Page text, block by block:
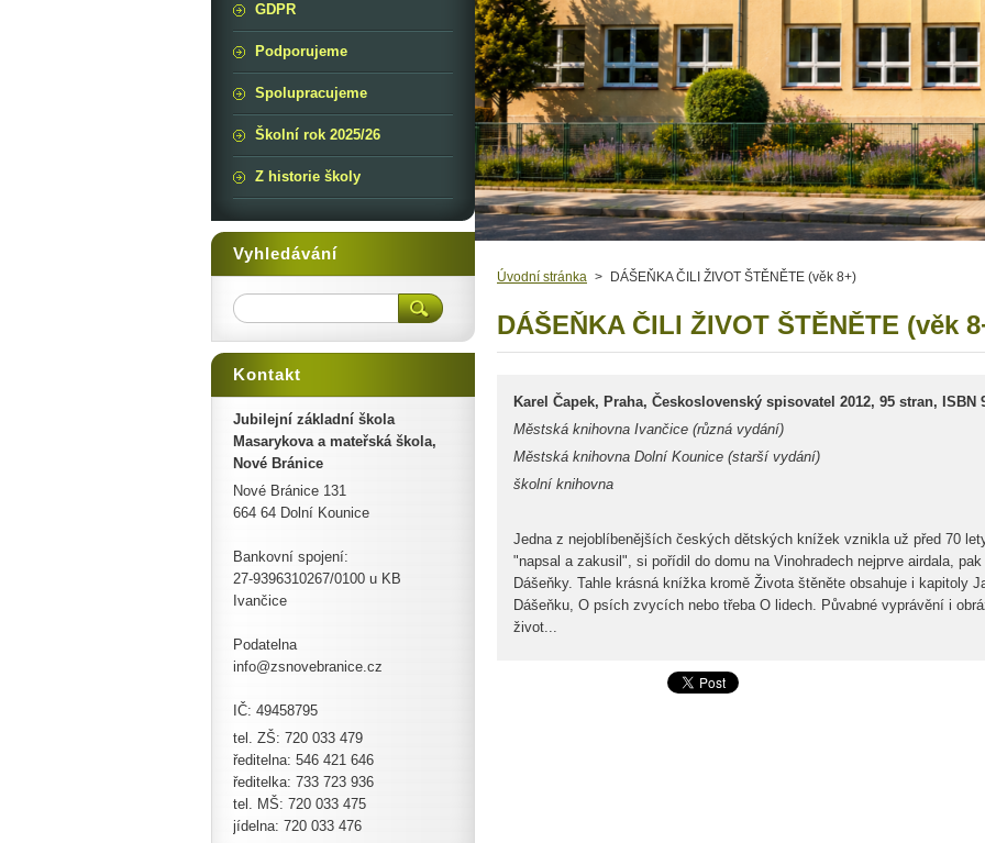
Úvodní stránka > DÁŠEŇKA ČILI ŽIVOT ŠTĚNĚTE (věk 8+)
DÁŠEŇKA ČILI ŽIVOT ŠTĚNĚTE (věk
Karel Čapek, Praha, Československý spisovatel 2012, 95 stran, ISBN
Městská knihovna Ivančice (různá vydání)
Městská knihovna Dolní Kounice (starší vydání)
školní knihovna
Jedna z nejoblíbenějších českých dětských knížek vznikla už před 70
"napsal a zakusil", si pořídil do domu na Vinohradech nejprve airdala,
Dášeňky. Tahle krásná knížka kromě Života štěněte obsahuje i kapitoly
Dášeňku, O psích zvycích nebo třeba O lidech. Půvabné vyprávění i
život...
GDPR
Podporujeme
Spolupracujeme
Školní rok 2025/26
Z historie školy
Vyhledávání
Kontakt
Jubilejní základní škola
Masarykova a mateřská škola,
Nové Bránice
Nové Bránice 131
664 64 Dolní Kounice
Bankovní spojení:
27-9396310267/0100 u KB
Ivančice
Podatelna
info@zsnovebranice.cz
IČ: 49458795
tel. ZŠ: 720 033 479
ředitelna: 546 421 646
ředitelka: 733 723 936
tel. MŠ: 720 033 475
jídelna: 720 033 476